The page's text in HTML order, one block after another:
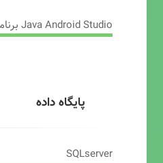
Java Android Studio برنامه نویسی اندروید
پایگاه داده
SQLserver